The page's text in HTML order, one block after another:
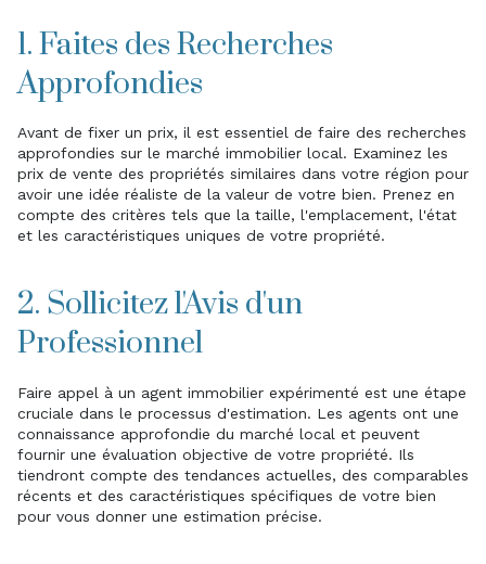
1. Faites des Recherches
Approfondies
Avant de fixer un prix, il est essentiel de faire des recherches
approfondies sur le marché immobilier local. Examinez les
prix de vente des propriétés similaires dans votre région pour
avoir une idée réaliste de la valeur de votre bien. Prenez en
compte des critères tels que la taille, l'emplacement, l'état
et les caractéristiques uniques de votre propriété.
2. Sollicitez l'Avis d'un
Professionnel
Faire appel à un agent immobilier expérimenté est une étape
cruciale dans le processus d'estimation. Les agents ont une
connaissance approfondie du marché local et peuvent
fournir une évaluation objective de votre propriété. Ils
tiendront compte des tendances actuelles, des comparables
récents et des caractéristiques spécifiques de votre bien
pour vous donner une estimation précise.